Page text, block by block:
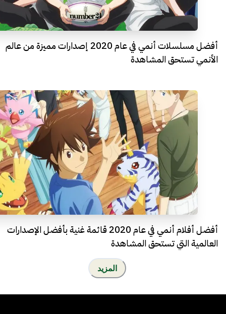
أفضل مسلسلات أنمي في عام 2020 إصدارات مميزة من عالم
الأنمي تستحق المشاهدة
أفضل أفلام أنمي في عام 2020 قائمة غنية بأفضل الإصدارات
العالمية التي تستحق المشاهدة
المزيد